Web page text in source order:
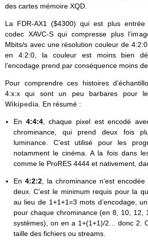
des cartes mémoire XQD.
La FDR-AX1 ($4300) qui est plus
codec XAVC-S qui compresse plus
Mbits/s avec une résolution couleur de
en 4:2:0, la couleur est moins bien
l’encodage prend par conséquence moins de
Pour comprendre ces histoires
4:x:x qui sont un peu barbares pour
Wikipedia . En résumé :
En 4:4:4, chaque pixel est encodé
chrominance, qui prend deux fois
luminance. C’est utilisé pour les
notamment le cinéma. A la fois dans
comme le ProRES 4444 et nativement,
En 4:2:2, la chrominance n’est
deux. C’est le minimum requis pour la
au lieu de 1+1+1=3 mots d’encodage,
pour chaque chrominance (en 8, 10, 12,
systèmes), on en a 1+(1+1)/2… donc 2.
taille des fichiers ou streams.